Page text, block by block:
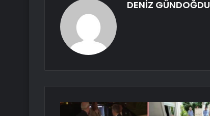
DENİZ GÜNDOĞDU